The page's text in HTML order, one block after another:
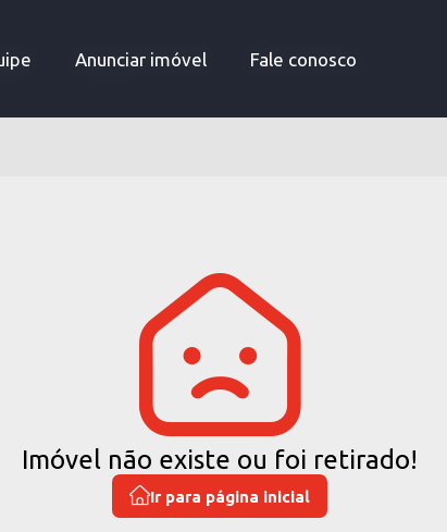
Anunciar imóvel Fale conosco
Anunciar imóvel Fale conosco
Imóvel não existe ou foi retirado!
Ir para página inicial